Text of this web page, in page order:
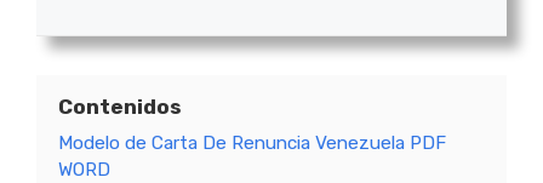
Contenidos
Modelo de Carta De Renuncia Venezuela PDF
WORD